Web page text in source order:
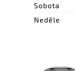
Sobota
Neděle